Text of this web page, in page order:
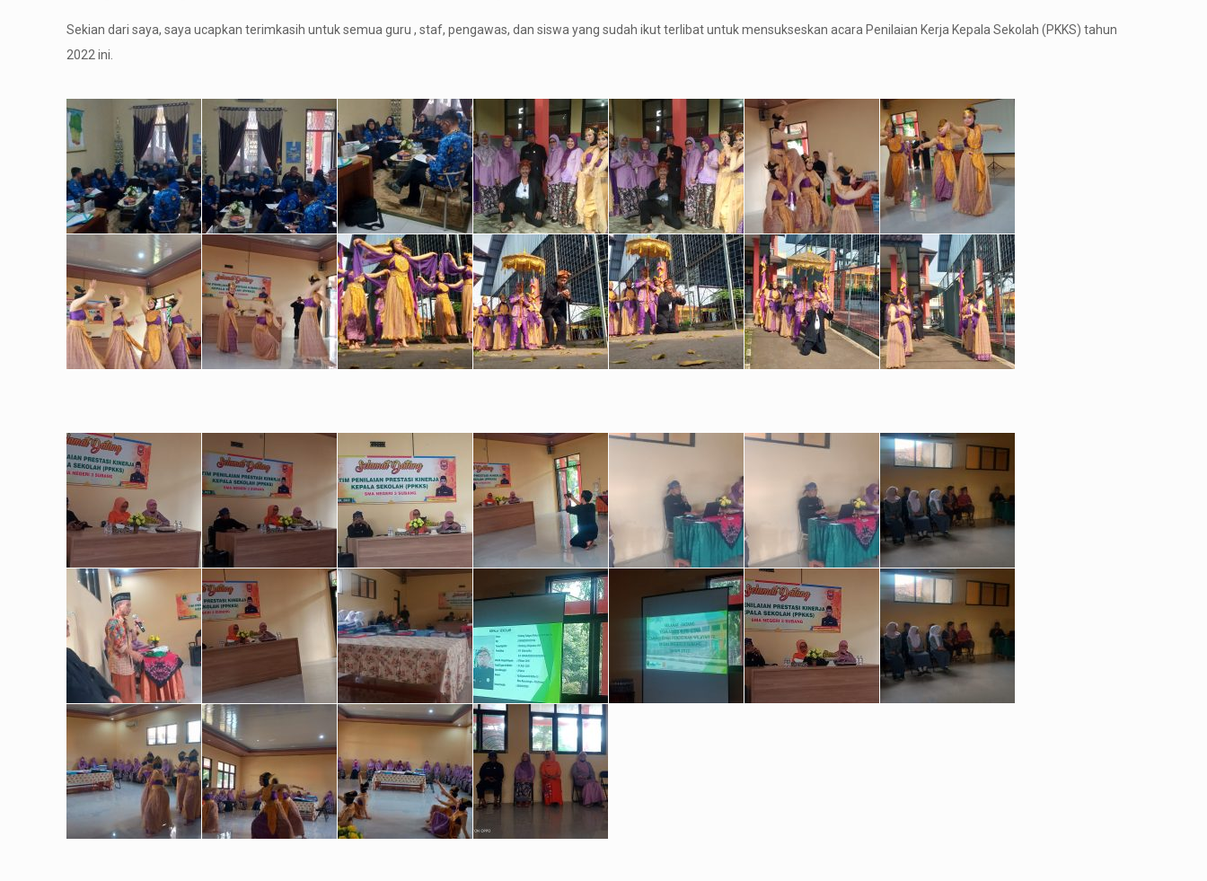
Sekian dari saya, saya ucapkan terimkasih untuk semua guru , staf, pengawas, dan siswa yang sudah ikut terlibat untuk mensukseskan acara Penilaian Kerja Kepala Sekolah (PKKS) tahun
2022 ini.